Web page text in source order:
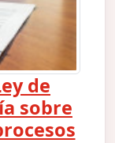
de
sobre